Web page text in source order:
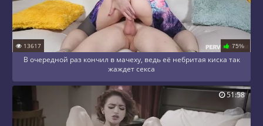
13617 75%
В очередной раз кончил в мачеху, ведь её небритая киска так
жаждет секса
51:58